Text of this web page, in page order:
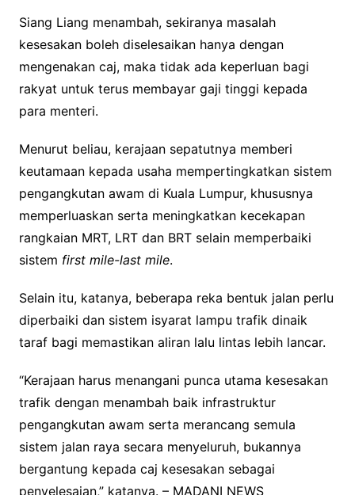
Siang Liang menambah, sekiranya masalah
kesesakan boleh diselesaikan hanya dengan
mengenakan caj, maka tidak ada keperluan bagi
rakyat untuk terus membayar gaji tinggi kepada
para menteri.
Menurut beliau, kerajaan sepatutnya memberi
keutamaan kepada usaha mempertingkatkan sistem
pengangkutan awam di Kuala Lumpur, khususnya
memperluaskan serta meningkatkan kecekapan
rangkaian MRT, LRT dan BRT selain memperbaiki
sistem first mile-last mile.
Selain itu, katanya, beberapa reka bentuk jalan perlu
diperbaiki dan sistem isyarat lampu trafik dinaik
taraf bagi memastikan aliran lalu lintas lebih lancar.
“Kerajaan harus menangani punca utama kesesakan
trafik dengan menambah baik infrastruktur
pengangkutan awam serta merancang semula
sistem jalan raya secara menyeluruh, bukannya
bergantung kepada caj kesesakan sebagai
penyelesaian,” katanya. – MADANI NEWS